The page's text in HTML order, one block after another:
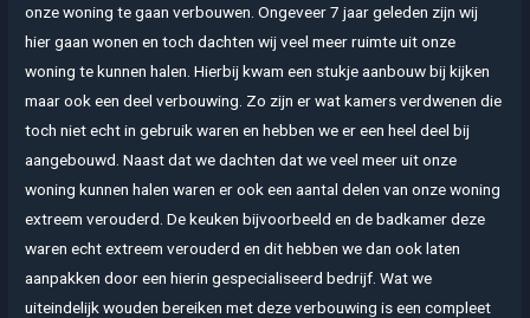
onze woning te gaan verbouwen. Ongeveer 7 jaar geleden zijn wij
hier gaan wonen en toch dachten wij veel meer ruimte uit onze
woning te kunnen halen. Hierbij kwam een stukje aanbouw bij kijken
maar ook een deel verbouwing. Zo zijn er wat kamers verdwenen die
toch niet echt in gebruik waren en hebben we er een heel deel bij
aangebouwd. Naast dat we dachten dat we veel meer uit onze
woning kunnen halen waren er ook een aantal delen van onze woning
extreem verouderd. De keuken bijvoorbeeld en de badkamer deze
waren echt extreem verouderd en dit hebben we dan ook laten
aanpakken door een hierin gespecialiseerd bedrijf. Wat we
uiteindelijk wouden bereiken met deze verbouwing is een compleet